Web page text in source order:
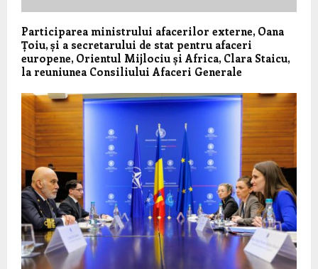
Participarea ministrului afacerilor externe, Oana
Țoiu, și a secretarului de stat pentru afaceri
europene, Orientul Mijlociu și Africa, Clara Staicu,
la reuniunea Consiliului Afaceri Generale